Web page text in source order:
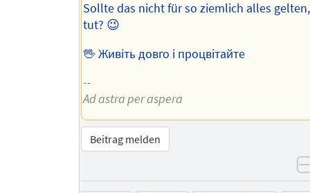
Sollte das nicht für so ziemlich alles
tut? 😉
🖖 Живіть довго і процвітайте
--
Ad astra per aspera
Beitrag melden